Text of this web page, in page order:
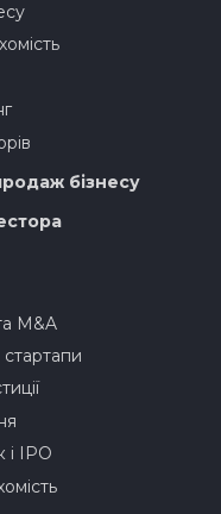
бізнесу
M&A
стартапи
IPO